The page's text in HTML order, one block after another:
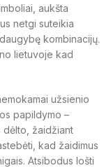
aukšta
netgi suteikia
kombinacijų.
lietuvoje kad
užsienio
papildymo –
dėlto, žaidžiant
kad žaidimus
Atsibodus lošti